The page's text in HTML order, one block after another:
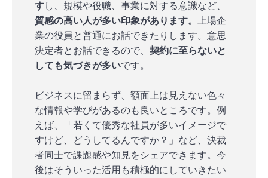
すし、規模や役職、事業に対する意識など、
質感の高い人が多い印象があります。
上場企
業の役員と普通にお話できたりします。意思
決定者とお話できるので、 契約に至らないと
しても気づきが多いです。
ビジネスに留まらず、額面上は見えない色々
な情報や学びがあるのも良いところです。例
えば、「若くて優秀な社員が多いイメージで
すけど、どうしてるんですか？」など、決裁
者同士で課題感や知見をシェアできます。今
後はそういった活用も積極的にしていきたい